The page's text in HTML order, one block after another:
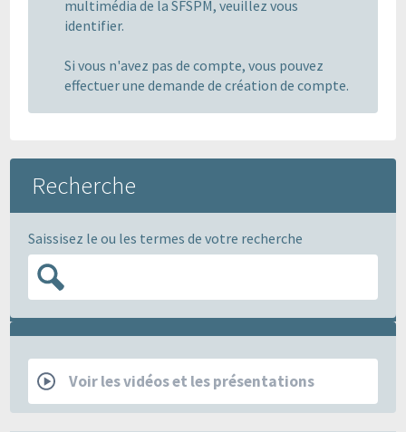
multimédia de la SFSPM, veuillez vous
identifier.
Si vous n'avez pas de compte, vous pouvez
effectuer une demande de création de compte.
Recherche
Saissisez le ou les termes de votre recherche
RCP
Voir les vidéos et les présentations